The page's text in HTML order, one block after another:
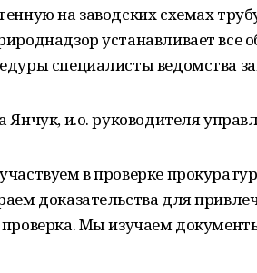
на заводских схемах
устанавливает все
специалисты ведомства
Янчук, и.о. руководителя
в проверке
доказательства для
Мы изучаем